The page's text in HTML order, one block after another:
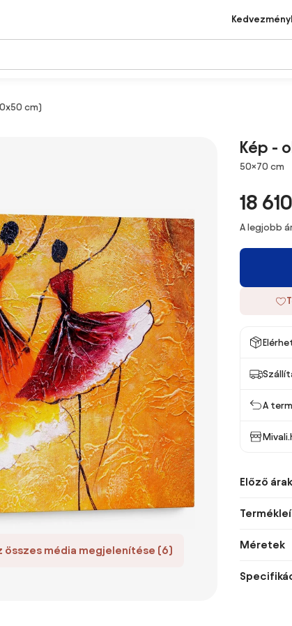
cm)
összes média megjelenítése (6)
Kép -
Méretek
50×70 cm
18
A legjobb
A
Előző árak
Méretek